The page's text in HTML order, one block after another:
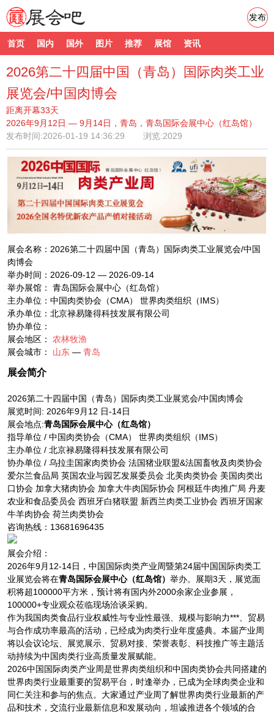
首页 国内 国外 图片 推荐 展馆 资讯
发布
2026第二十四届中国（青岛）国际肉类工业
展览会/中国肉博会
距离开幕33天
2026年9月12日 — 9月14日，青岛，青岛国际会展中心（红岛馆）
发布时间:2026-01-19 14:36:29 浏览:2029
展会名称：2026第二十四届中国（青岛）国际肉类工业展览会/中国
肉博会
举办时间：2026-09-12 — 2026-09-14
举办展馆： 青岛国际会展中心（红岛馆）
主办单位：中国肉类协会（CMA） 世界肉类组织（IMS）
承办单位：北京禄易隆得科技发展有限公司
协办单位：
展会地区： 农林牧渔
展会城市： 山东 — 青岛
展会简介
2026第二十四届中国（青岛）国际肉类工业展览会/中国肉博会
展览时间: 2026年9月12 日-14日
展会地点:青岛国际会展中心（红岛馆）
指导单位 / 中国肉类协会（CMA） 世界肉类组织（IMS）
主办单位 / 北京禄易隆得科技发展有限公司
协办单位 / 乌拉圭国家肉类协会 法国猪业联盟&法国畜牧及肉类协会
爱尔兰食品局 英国农业与园艺发展委员会 北美肉类协会 美国肉类出
口协会 加拿大猪肉协会 加拿大牛肉国际协会 阿根廷牛肉推广局 丹麦
农业和食品委员会 西班牙白猪联盟 新西兰肉类工业协会 西班牙国家
牛羊肉协会 荷兰肉类协会
咨询热线：13681696435
展会介绍：
2026年9月12-14日，中国国际肉类产业周暨第24届中国国际肉类工
业展览会将在青岛国际会展中心（红岛馆） 举办。展期3天，展览面
积将超100000平方米，预计将有国内外2000余家企业参展，
100000+专业观众莅临现场洽谈采购。
作为我国肉类食品行业权威性与专业性最强、规模与影响力***、贸易
与合作成功率最高的活动，已经成为肉类行业年度盛典。本届产业周
将以会议论坛、展览展示、贸易对接、荣誉表彰、科技推广等主题活
动持续为中国肉类行业高质量发展赋能。
2026中国国际肉类产业周是世界肉类组织和中国肉类协会共同搭建的
世界肉类行业最重要的贸易平台，时逢举办，已成为全球肉类企业和
同仁关注和参与的焦点。大家通过产业周了解世界肉类行业最新的产
品和技术，交流行业最新信息和发展动向，坦诚推进各个领域的合